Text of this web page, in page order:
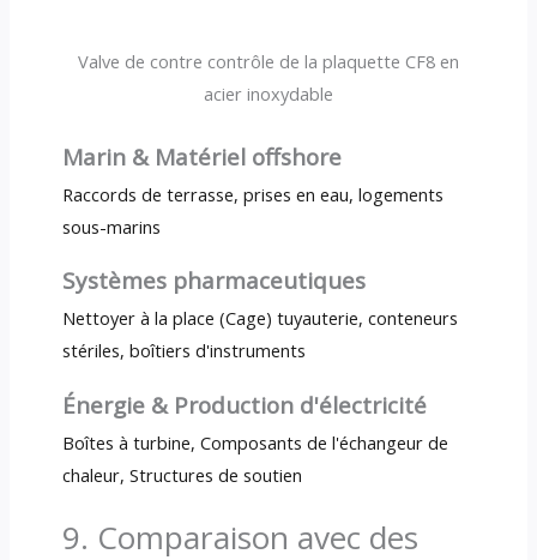
Valve de contre contrôle de la plaquette CF8 en
acier inoxydable
Marin & Matériel offshore
Raccords de terrasse, prises en eau, logements
sous-marins
Systèmes pharmaceutiques
Nettoyer à la place (Cage) tuyauterie, conteneurs
stériles, boîtiers d'instruments
Énergie & Production d'électricité
Boîtes à turbine, Composants de l'échangeur de
chaleur, Structures de soutien
9. Comparaison avec des